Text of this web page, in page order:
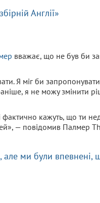
Англії»
вважає, що не був би
Я міг би
я не можу змінити
кажуть, що ти
— повідомив Палмер
але ми були впевнені,